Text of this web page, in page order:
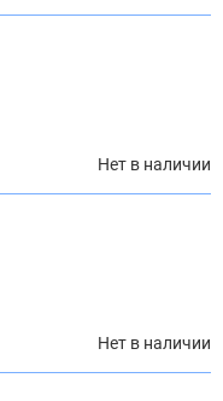
Нет в наличии
Нет в наличии